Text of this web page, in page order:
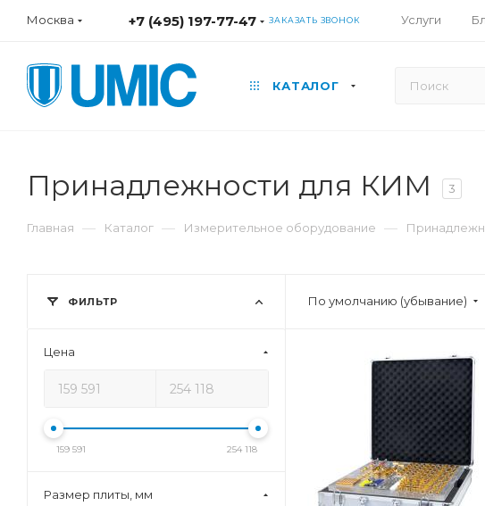
Москва +7 (495) 197-77-47 ЗАКАЗАТЬ ЗВОНОК Услуги
КАТАЛОГ
Принадлежности для КИМ 3
Главная — Каталог — Измерительное оборудование —
По умолчанию (убывание)
ФИЛЬТР
Цена
159 591 254 118
Размер плиты, мм